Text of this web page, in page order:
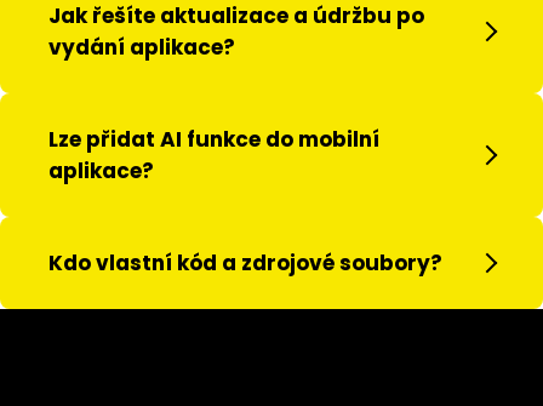
Jak řešíte aktualizace a údržbu po
vydání aplikace?
Lze přidat AI funkce do mobilní
aplikace?
Kdo vlastní kód a zdrojové soubory?